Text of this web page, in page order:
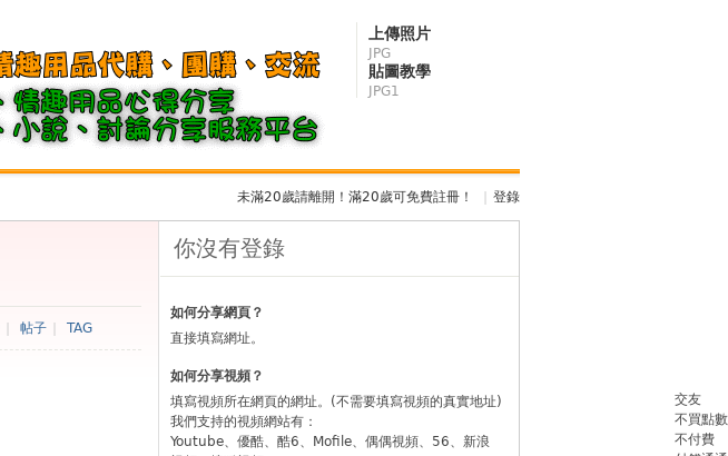
上傳照片
JPG
貼圖教學
JPG1
未滿20歲請離開！滿20歲可免費註冊！ 登錄
帖子 TAG
你沒有登錄
如何分享網頁？
直接填寫網址。
如何分享視頻？
填寫視頻所在網頁的網址。(不需要填寫視頻的真實地址)
我們支持的視頻網站有：
Youtube、優酷、酷6、Mofile、偶偶視頻、56、新浪
交友
不買點數
不付費